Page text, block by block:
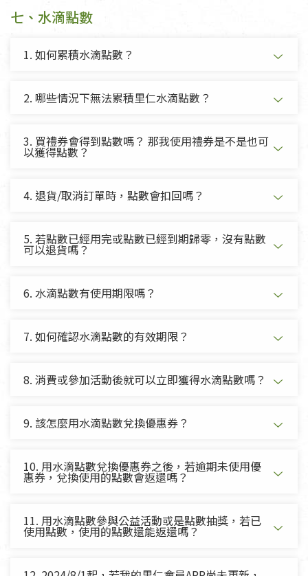
七、水滴點數
1. 如何累積水滴點數？
2. 哪些情況下無法累積里仁水滴點數？
3. 買禮券會得到點數嗎？ 那我使用禮券是不是也可
以獲得點數？
4. 退貨/取消訂單時，點數會扣回嗎？
5. 若點數已經用完或點數已經到期歸零，沒有點數
可以退貨嗎？
6. 水滴點數有使用期限嗎？
7. 如何確認水滴點數的有效期限？
8. 消費或參加活動後就可以立即獲得水滴點數嗎？
9. 該怎麼用水滴點數兌換優惠券？
10. 用水滴點數兌換優惠券之後，若逾期未使用優
惠券，兌換使用的點數會返還嗎？
11. 用水滴點數參與公益活動或是點數抽獎，若已
使用點數，使用的點數還能返還嗎？